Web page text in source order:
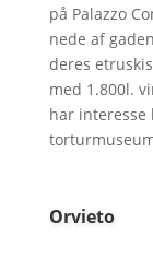
på Palazzo
nede af
deres
med 1.800l.
har interesse
Orvieto